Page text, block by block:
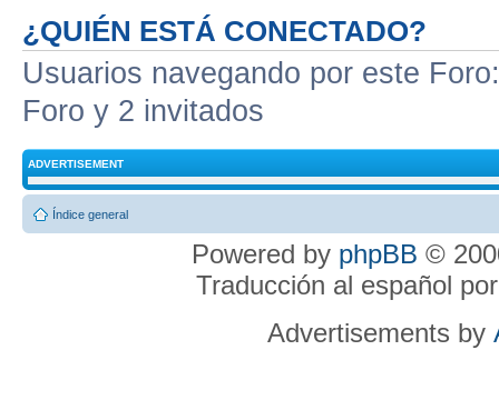
¿QUIÉN ESTÁ CONECTADO?
Usuarios navegando por este
Foro y 2 invitados
ADVERTISEMENT
Índice general
Powered by phpBB ©
Traducción al español
Advertisements by